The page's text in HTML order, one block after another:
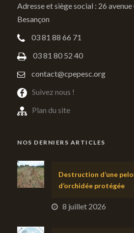
Adresse et siège social : 26
Besançon
03 81 88 66 71
03 81 80 52 40
contact@cpepesc.org
Suivez nous !
Plan du site
NOS DERNIERS ARTICLES
Destruction d’une
d’orchidée protégée
8 juillet 2026